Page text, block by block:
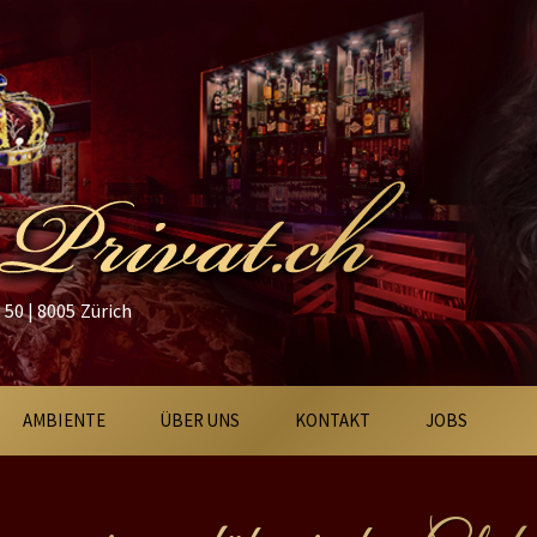
| 8005 Zürich
AMBIENTE ÜBER UNS KONTAKT JOBS